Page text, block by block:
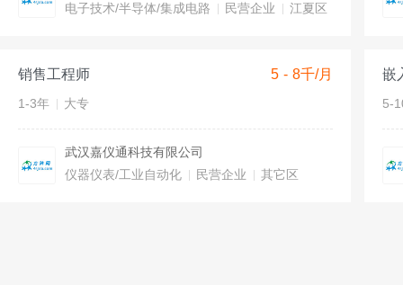
电子技术/半导体/集成电路
民营企业 江夏区
销售工程师 5 - 8千/月
1-3年 大专
武汉嘉仪通科技有限公司
仪器仪表/工业自动化
民营企业 其它区
嵌
5-